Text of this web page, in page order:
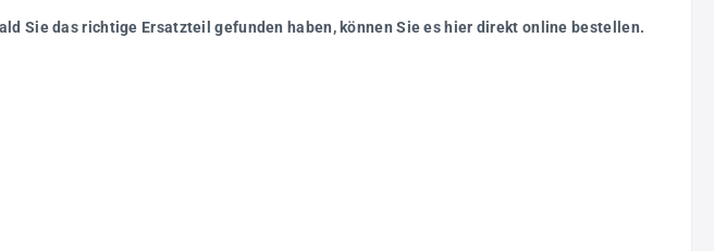
Sie das richtige Ersatzteil gefunden haben, können Sie es hier direkt online bestellen.